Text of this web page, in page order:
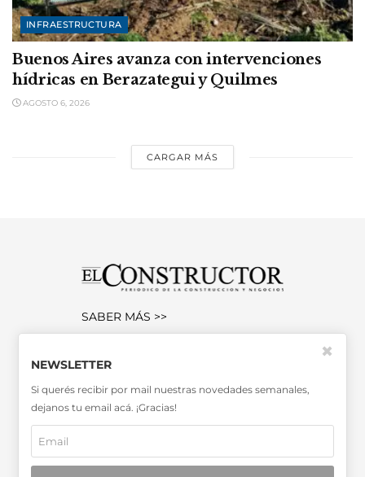
INFRAESTRUCTURA
Buenos Aires avanza con intervenciones
hídricas en Berazategui y Quilmes
AGOSTO 6, 2026
CARGAR MÁS
SABER MÁS >>
Miembro de la Asociación de
Entidades Periodísticas Argentinas
ADEPA
NEWSLETTER
Si querés recibir por mail nuestras novedades semanales,
dejanos tu email acá. ¡Gracias!
✖